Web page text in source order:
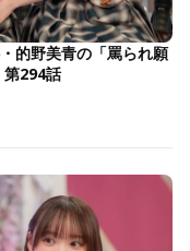
的野美青の「罵られ願
294話